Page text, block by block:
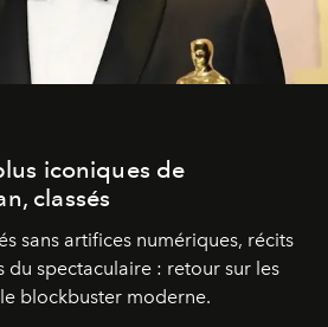
iconiques de
classés
sans artifices numériques, récits
du spectaculaire : retour sur les
blockbuster moderne.